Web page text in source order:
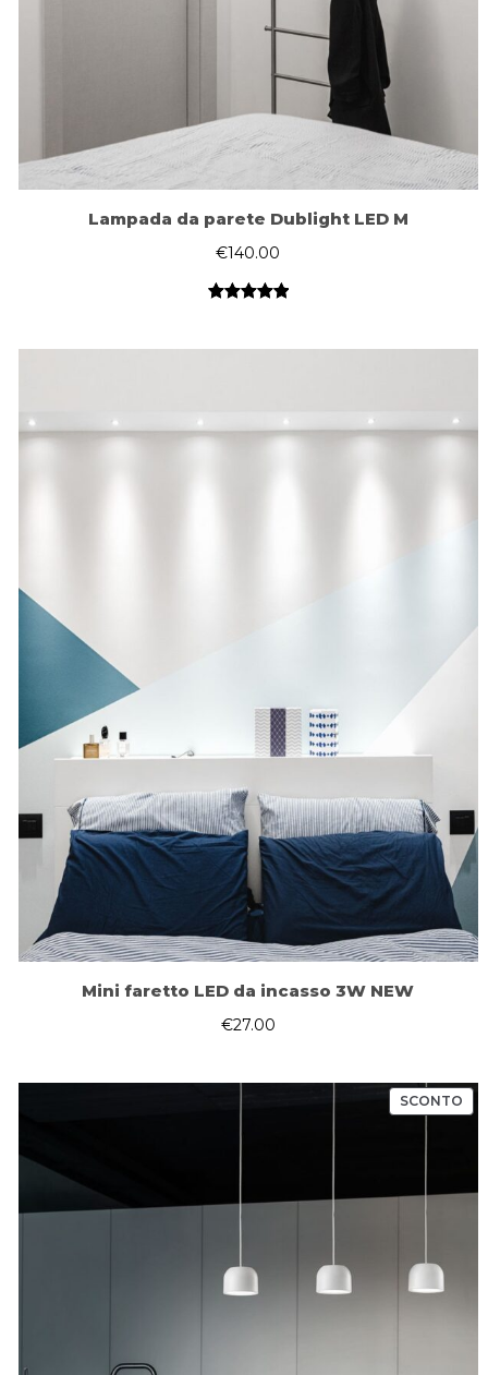
Lampada da parete Dublight LED M
€140.00
Mini faretto LED da incasso 3W NEW
€27.00
SCONTO
IN